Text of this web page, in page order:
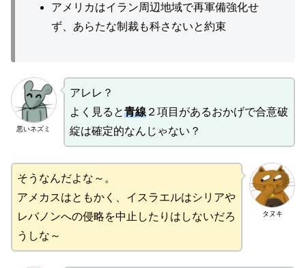
アメリカはイラン周辺地域で再軍備強化せ
ず、あらたな制裁も科さないと約束
悪いネズミ
アレレ？
よく見ると青線２項目があるおかげで合意破
綻は確定的なんじゃない？
タヌキ
そうなんだよな～。
アメカスはともかく、イスラエルはシリアや
レバノンへの侵略を中止したりはしないだろ
うしな～